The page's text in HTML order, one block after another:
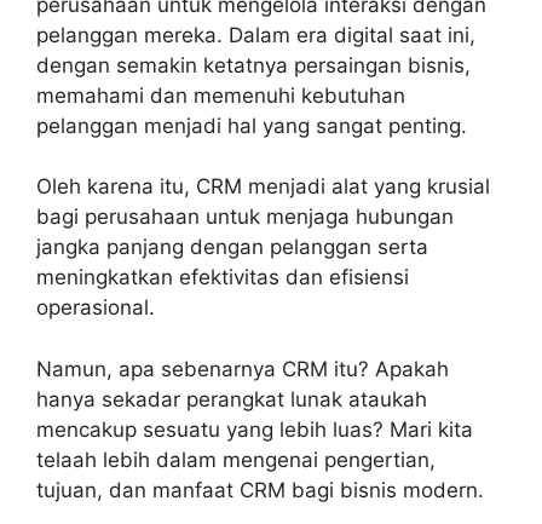
pelanggan mereka. Dalam era digital saat ini,
dengan semakin ketatnya persaingan bisnis,
memahami dan memenuhi kebutuhan
pelanggan menjadi hal yang sangat penting.
Oleh karena itu, CRM menjadi alat yang krusial
bagi perusahaan untuk menjaga hubungan
jangka panjang dengan pelanggan serta
meningkatkan efektivitas dan efisiensi
operasional.
Namun, apa sebenarnya CRM itu? Apakah
hanya sekadar perangkat lunak ataukah
mencakup sesuatu yang lebih luas? Mari kita
telaah lebih dalam mengenai pengertian,
tujuan, dan manfaat CRM bagi bisnis modern.